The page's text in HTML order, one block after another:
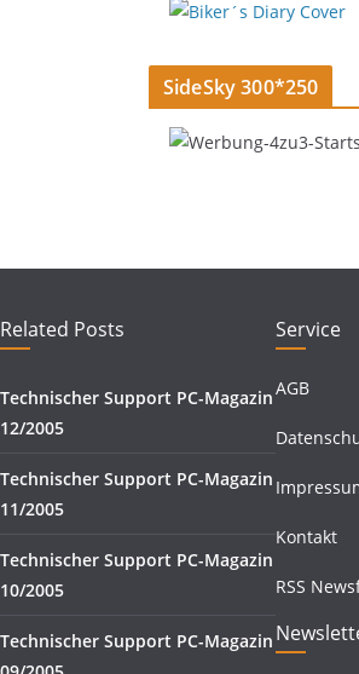
SideSky 300*250
Related Posts
Technischer Support PC-Magazin
12/2005
Technischer Support PC-Magazin
11/2005
Technischer Support PC-Magazin
10/2005
Technischer Support PC-Magazin
Service
AGB
Kontakt
RSS